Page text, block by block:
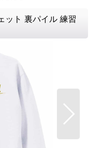
ット 裏パイル 練習